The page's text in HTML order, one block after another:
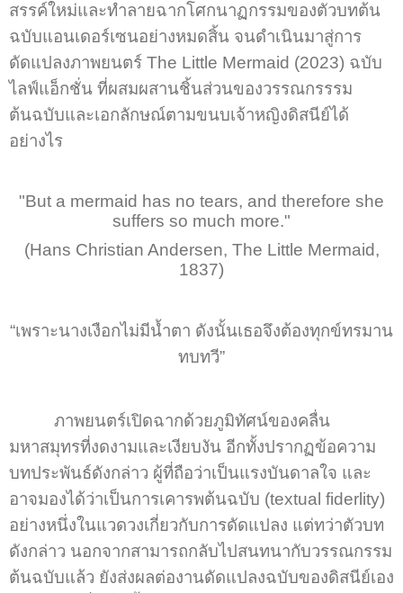
สรรค์ใหม่และทำลายฉากโศกนาฏกรรมของตัวบทต้น
ฉบับแอนเดอร์เซนอย่างหมดสิ้น จนดำเนินมาสู่การ
ดัดแปลงภาพยนตร์ The Little Mermaid (2023) ฉบับ
ไลฟ์แอ็กชั่น ที่ผสมผสานชิ้นส่วนของวรรณกรรรม
ต้นฉบับและเอกลักษณ์ตามขนบเจ้าหญิงดิสนีย์ได้
อย่างไร
"But a mermaid has no tears, and therefore she
suffers so much more."
(Hans Christian Andersen, The Little Mermaid,
1837)
“เพราะนางเงือกไม่มีน้ำตา ดังนั้นเธอจึงต้องทุกข์ทรมาน
ทบทวี”
ภาพยนตร์เปิดฉากด้วยภูมิทัศน์ของคลื่น
มหาสมุทรที่งดงามและเงียบงัน อีกทั้งปรากฏข้อความ
บทประพันธ์ดังกล่าว ผู้ที่ถือว่าเป็นแรงบันดาลใจ และ
อาจมองได้ว่าเป็นการเคารพต้นฉบับ (textual fiderlity)
อย่างหนึ่งในแวดวงเกี่ยวกับการดัดแปลง แต่ทว่าตัวบท
ดังกล่าว นอกจากสามารถกลับไปสนทนากับวรรณกรรม
ต้นฉบับแล้ว ยังส่งผลต่องานดัดแปลงฉบับของดิสนีย์เอง